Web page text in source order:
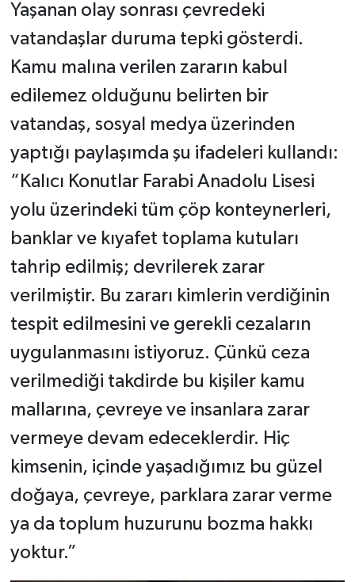
Yaşanan olay sonrası çevredeki
vatandaşlar duruma tepki gösterdi.
Kamu malına verilen zararın kabul
edilemez olduğunu belirten bir
vatandaş, sosyal medya üzerinden
yaptığı paylaşımda şu ifadeleri kullandı:
“Kalıcı Konutlar Farabi Anadolu Lisesi
yolu üzerindeki tüm çöp konteynerleri,
banklar ve kıyafet toplama kutuları
tahrip edilmiş; devrilerek zarar
verilmiştir. Bu zararı kimlerin verdiğinin
tespit edilmesini ve gerekli cezaların
uygulanmasını istiyoruz. Çünkü ceza
verilmediği takdirde bu kişiler kamu
mallarına, çevreye ve insanlara zarar
vermeye devam edeceklerdir. Hiç
kimsenin, içinde yaşadığımız bu güzel
doğaya, çevreye, parklara zarar verme
ya da toplum huzurunu bozma hakkı
yoktur.”